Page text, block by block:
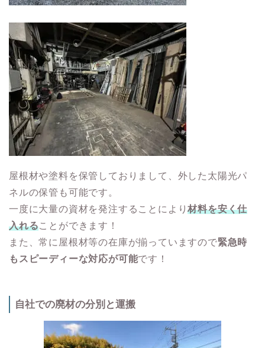
屋根材や塗料を保管しておりまして、外した太陽光パ
ネルの保管も可能です。
一度に大量の資材を発注することにより材料を安く仕
入れることができます！
また、常に屋根材等の在庫が揃っていますので緊急時
もスピーディーな対応が可能です！
自社での廃材の分別と運搬